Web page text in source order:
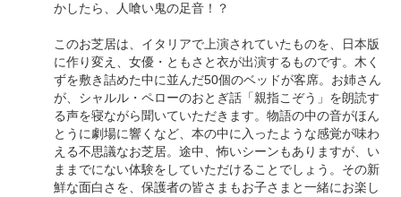
かしたら、人喰い鬼の足音！？
このお芝居は、イタリアで上演されていたものを、日本版
に作り変え、女優・ともさと衣が出演するものです。木く
ずを敷き詰めた中に並んだ50個のベッドが客席。お姉さん
が、シャルル・ペローのおとぎ話「親指こぞう」を朗読す
る声を寝ながら聞いていただきます。物語の中の音がほん
とうに劇場に響くなど、本の中に入ったような感覚が味わ
える不思議なお芝居。途中、怖いシーンもありますが、い
ままでにない体験をしていただけることでしょう。その新
鮮な面白さを、保護者の皆さまもお子さまと一緒にお楽し